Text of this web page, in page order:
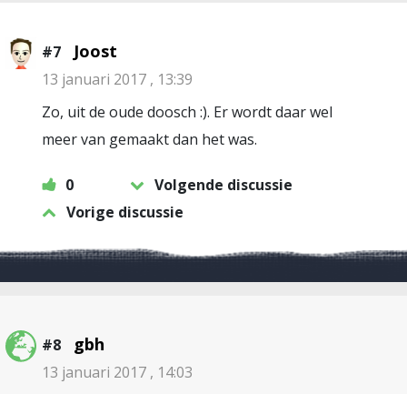
#7 Joost
13 januari 2017 , 13:39
Zo, uit de oude doosch :). Er wordt daar wel
meer van gemaakt dan het was.
0
Volgende discussie
Vorige discussie
#8 gbh
13 januari 2017 , 14:03